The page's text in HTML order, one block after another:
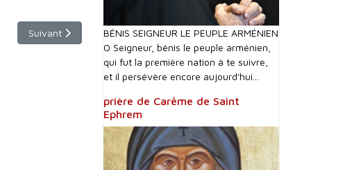
et France
Article suivant : Ignatius Aphrem II Karim, nouveau patriarche syriaque-
Suivant
BÉNIS SEIGNEUR LE PEUPLE ARMÉNIEN
O Seigneur, bénis le peuple arménien,
qui fut la première nation à te suivre,
et il persévère encore aujourd'hui...
prière de Carême de Saint
Ephrem